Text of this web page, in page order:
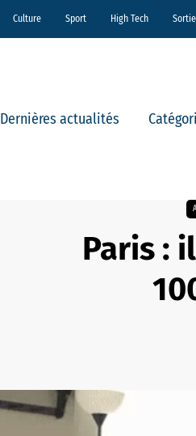
Culture Sport High Tech
Dernières actualités
Paris :